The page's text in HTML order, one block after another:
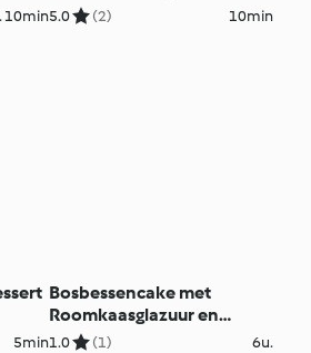
10min5.0 (2) 10min
5min
Bosbessencake met
Roomkaasglazuur en
Citroen Curd
1.0 (1) 6u.